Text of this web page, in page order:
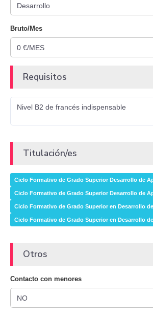
Bruto/Mes
Requisitos
Nivel B2 de francés indispensable
Titulación/es
Ciclo Formativo de Grado Superior Desarrollo de
Ciclo Formativo de Grado Superior Desarrollo de
Ciclo Formativo de Grado Superior en Desarrollo
Ciclo Formativo de Grado Superior en Desarrollo
Otros
Contacto con menores